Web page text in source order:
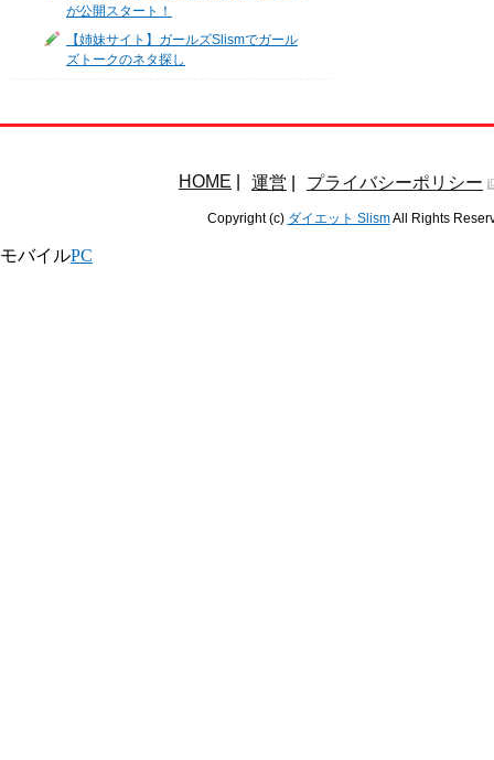
が公開スタート！
【姉妹サイト】ガールズSlismでガール
ズトークのネタ探し
HOME 運営 プライバシーポリシー
Copyright (c) ダイエット SlismAll Rights
モバイルPC